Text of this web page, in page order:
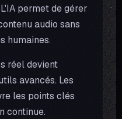
permet de gérer
audio sans
humaines.
réel devient
avancés. Les
les points clés
continue.